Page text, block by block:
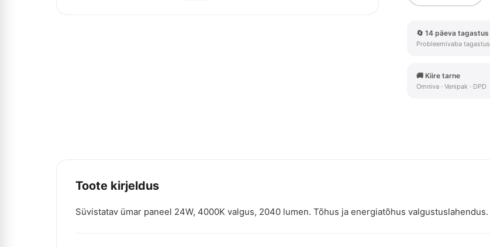
🔄 14 päeva tagastus
Probleemivaba tagastus
🚚 Kiire tarne
Omniva · Venipak · DPD
Toote kirjeldus
Süvistatav ümar paneel 24W, 4000K valgus, 2040 lumen. Tõhus ja energiatõhus valgustuslahendus.